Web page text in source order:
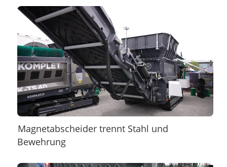
Magnetabscheider trennt Stahl und
Bewehrung